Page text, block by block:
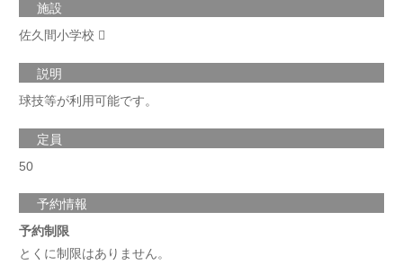
施設
佐久間小学校
説明
球技等が利用可能です。
定員
50
予約情報
予約制限
とくに制限はありません。